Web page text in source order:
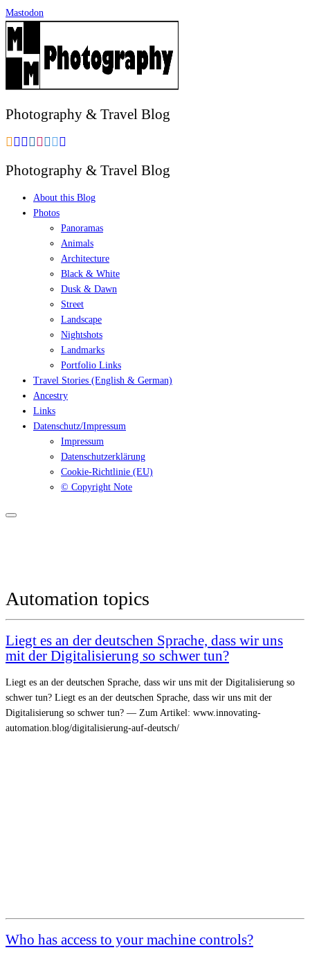
Mastodon
springen
Photography & Travel Blog
Photography & Travel Blog
About this Blog
Photos
Panoramas
Animals
Architecture
Black & White
Dusk & Dawn
Street
Landscape
Nightshots
Landmarks
Portfolio Links
Travel Stories (English & German)
Ancestry
Links
Datenschutz/Impressum
Impressum
Datenschutzerklärung
Cookie-Richtlinie (EU)
© Copyright Note
Automation topics
Liegt es an der deutschen Sprache, dass wir uns
mit der Digitalisierung so schwer tun?
Liegt es an der deutschen Sprache, dass wir uns mit der Digitalisierung so
schwer tun? Liegt es an der deutschen Sprache, dass wir uns mit der
Digitalisierung so schwer tun? — Zum Artikel: www.innovating-
automation.blog/digitalisierung-auf-deutsch/
Who has access to your machine controls?